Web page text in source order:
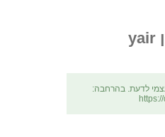
יאיר דיקמן yair
לדעת. בהרחבה: